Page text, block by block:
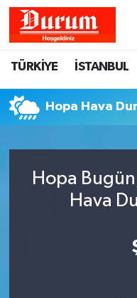
TÜRKİYE İSTANBUL
Hopa Hava
Hopa
Hava
Hava Durumu
Namaz Vakitleri
Süper Lig Puan